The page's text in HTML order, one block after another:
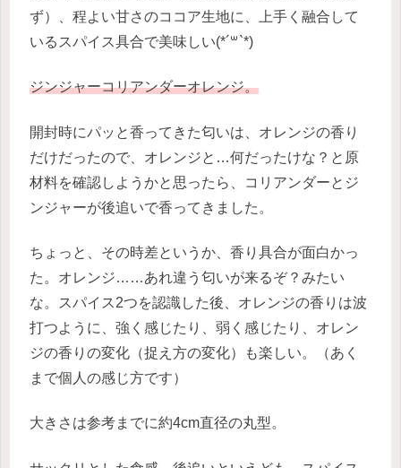
ず）、程よい甘さのココア生地に、上手く融合して
いるスパイス具合で美味しい(*´꒳`*)
ジンジャーコリアンダーオレンジ。
開封時にパッと香ってきた匂いは、オレンジの香り
だけだったので、オレンジと…何だったけな？と原
材料を確認しようかと思ったら、コリアンダーとジ
ンジャーが後追いで香ってきました。
ちょっと、その時差というか、香り具合が面白かっ
た。オレンジ……あれ違う匂いが来るぞ？みたい
な。スパイス2つを認識した後、オレンジの香りは波
打つように、強く感じたり、弱く感じたり、オレン
ジの香りの変化（捉え方の変化）も楽しい。（あく
まで個人の感じ方です）
大きさは参考までに約4cm直径の丸型。